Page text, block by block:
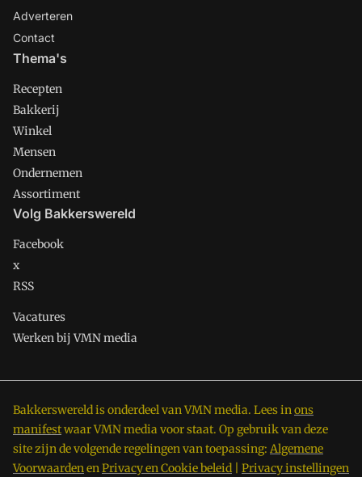
Adverteren
Contact
Thema's
Recepten
Bakkerij
Winkel
Mensen
Ondernemen
Assortiment
Volg Bakkerswereld
Facebook
x
RSS
Vacatures
Werken bij VMN media
Bakkerswereld is onderdeel van VMN media. Lees inons
manifestwaar VMN media voor staat. Op gebruik van deze
site zijn de volgende regelingen van toepassing: Algemene
VoorwaardenenPrivacy en Cookie beleid Privacy instellingen